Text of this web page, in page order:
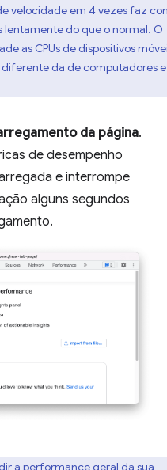
velocidade em 4 vezes faz
lentamente do que o normal. O
as CPUs de dispositivos
da de computadores e
da página.
de desempenho
e interrompe
alguns segundos
a performance geral da sua